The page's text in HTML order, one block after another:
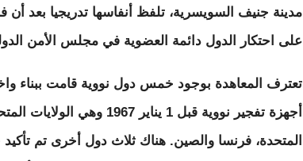
مدينة جنيف السويسرية، تلفظ أنفاسها تدريجيا بعد
على احتكار الدول دائمة العضوية في مجلس الأمن
تعترف المعاهدة بوجود خمس دول نووية قامت ببناء
أجهزة تفجير نووية قبل 1 يناير
المتحدة، فرنسا و‌الصين. هناك ثلاث دول أخرى تم تأكيد